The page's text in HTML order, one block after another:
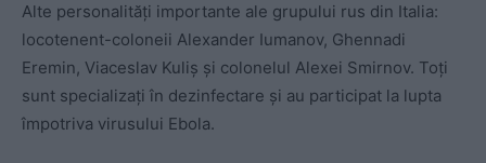
Alte personalități importante ale grupului rus din Italia:
locotenent-coloneii Alexander Iumanov, Ghennadi
Eremin, Viaceslav Kuliș și colonelul Alexei Smirnov. Toți
sunt specializați în dezinfectare și au participat la lupta
împotriva virusului Ebola.